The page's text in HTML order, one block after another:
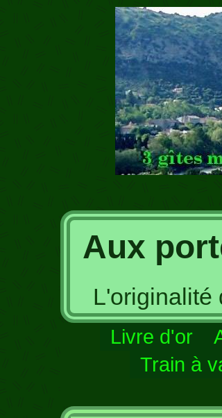
Aux
L'originalité
Livre d'or
Train à